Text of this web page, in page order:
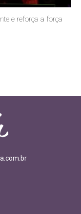
e reforça a força